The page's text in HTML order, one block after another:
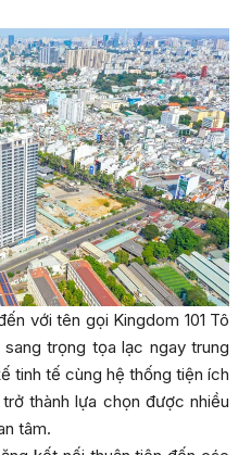
với tên gọi Kingdom 101 Tô
trọng tọa lạc ngay trung
tinh tế cùng hệ thống tiện ích
thành lựa chọn được nhiều
tâm.